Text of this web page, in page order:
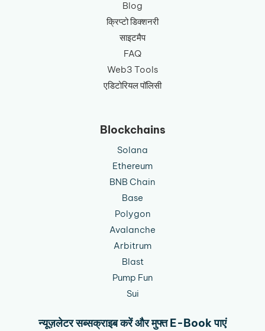
Blog
क्रिप्टो डिक्शनरी
साइटमैप
FAQ
Web3 Tools
एडिटोरियल पॉलिसी
Blockchains
Solana
Ethereum
BNB Chain
Base
Polygon
Avalanche
Arbitrum
Blast
Pump Fun
Sui
न्यूज़लेटर सब्सक्राइब करें और मुफ्त E-Book पाएं